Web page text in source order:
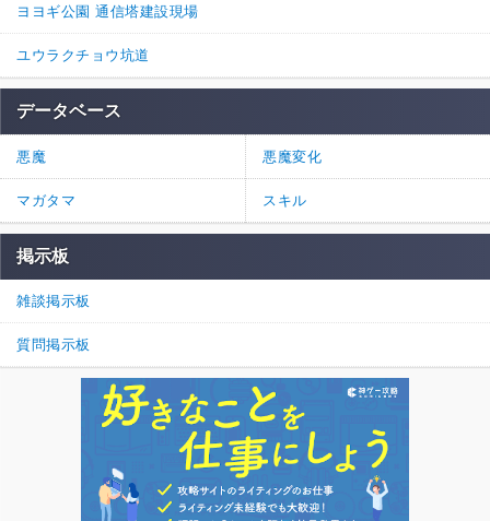
ヨヨギ公園 通信塔建設現場
ユウラクチョウ坑道
データベース
悪魔 悪魔変化
マガタマ スキル
掲示板
雑談掲示板
質問掲示板